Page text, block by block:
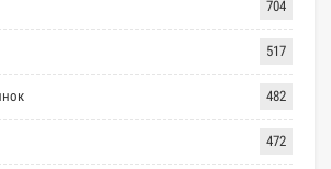
704
517
482
472